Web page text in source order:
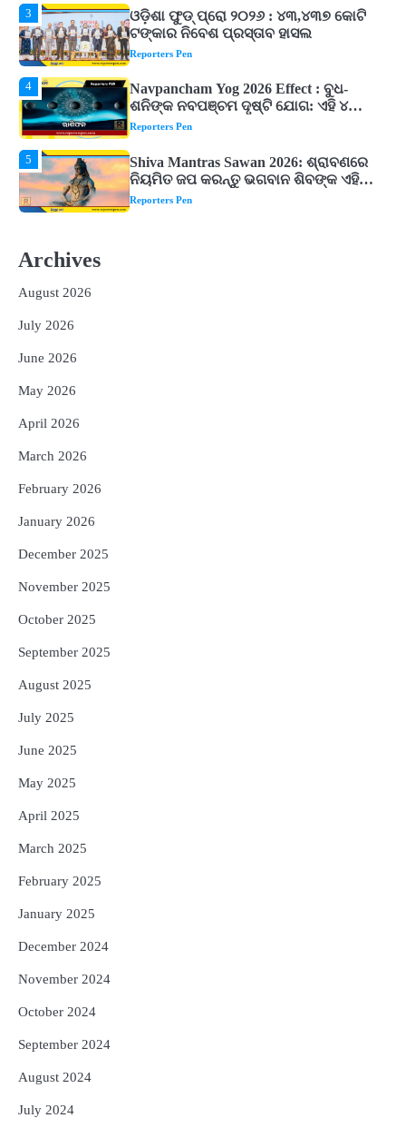
4
Navpancham Yog 2026 Effect : ବୁଧ-
ଶନିଙ୍କ ନବପଞ୍ଚମ ଦୃଷ୍ଟି ଯୋଗ: ଏହି ୪
ରାଶିଙ୍କୁ ମିଳିପାରେ ବଡ଼ ଆର୍ଥିକ ଲାଭ
Reporters Pen
5
Shiva Mantras Sawan 2026: ଶ୍ରାବଣରେ
ନିୟମିତ ଜପ କରନ୍ତୁ ଭଗବାନ ଶିବଙ୍କ ଏହି
୩ଟି ଶକ୍ତିଶାଳୀ ମନ୍ତ୍ର, ଦୂର ହୋଇପାରେ
Reporters Pen
1
୨୨ଜଣ ବୁଣାକାରଙ୍କୁ ସନ୍ଥ କବୀର ହସ୍ତତନ୍ତ
ପୁରସ୍କାର ଏବଂ ଜାତୀୟ ହସ୍ତତନ୍ତ ପୁରସ୍କାର
ପ୍ରଦାନ, ଓଡ଼ିଶାରୁ ୨ ଜଣଙ୍କୁ ମିଳିଲା
Reporters Pen
5
Archives
August 2026
July 2026
June 2026
May 2026
April 2026
March 2026
February 2026
January 2026
December 2025
November 2025
October 2025
September 2025
August 2025
July 2025
June 2025
May 2025
April 2025
March 2025
February 2025
January 2025
December 2024
November 2024
October 2024
September 2024
August 2024
July 2024